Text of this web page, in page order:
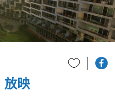
放映